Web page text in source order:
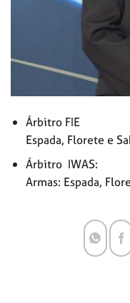
Árbitro FIE
Espada, Florete e
Árbitro IWAS:
Armas: Espada,